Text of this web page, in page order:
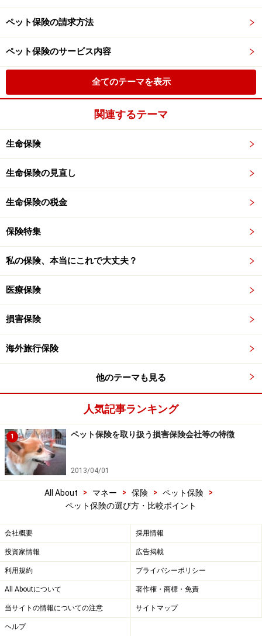
ペット保険の請求方法
ペット保険のサービス内容
全てのテーマを表示
関連するテーマ
生命保険
生命保険の見直し
生命保険の税金
保険特集
私の保険、本当にこれで大丈夫？
医療保険
損害保険
海外旅行保険
他のテーマも見る
人気記事ランキング
1 ペット保険を取り扱う損害保険会社等の特徴
2013/04/01
All About > マネー > 保険 > ペット保険
>
ペット保険の選び方・比較ポイント
会社概要 採用情報
投資家情報 広告掲載
利用規約 プライバシーポリシー
All Aboutについて 著作権・商標・免責
当サイトの情報についての注意 サイトマップ
ヘルプ